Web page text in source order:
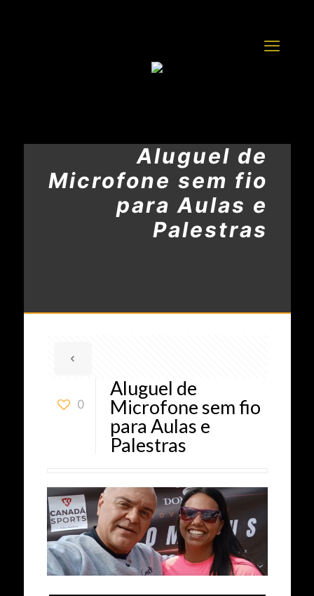
Aluguel de
Microfone sem fio
para Aulas e
Palestras
0
Aluguel de
Microfone sem fio
para Aulas e
Palestras